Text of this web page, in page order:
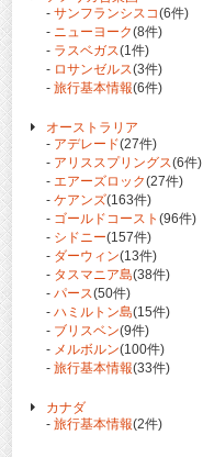
- サンフランシスコ(6件)
- ニューヨーク(8件)
- ラスベガス(1件)
- ロサンゼルス(3件)
- 旅行基本情報(6件)
オーストラリア
- アデレード(27件)
- アリススプリングス(6件)
- エアーズロック(27件)
- ケアンズ(163件)
- ゴールドコースト (96件)
- シドニー(157件)
- ダーウィン(13件)
- タスマニア島(38件)
- パース(50件)
- ハミルトン島(15件)
- ブリスベン(9件)
- メルボルン(100件)
- 旅行基本情報(33件)
カナダ
- 旅行基本情報(2件)